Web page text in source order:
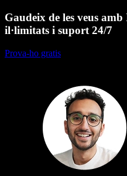
Gaudeix de les veus
il·limitats i suport 24/7
Prova-ho gratis